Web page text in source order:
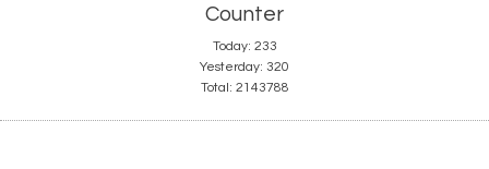
Counter
Today: 233
Yesterday: 320
Total: 2143788